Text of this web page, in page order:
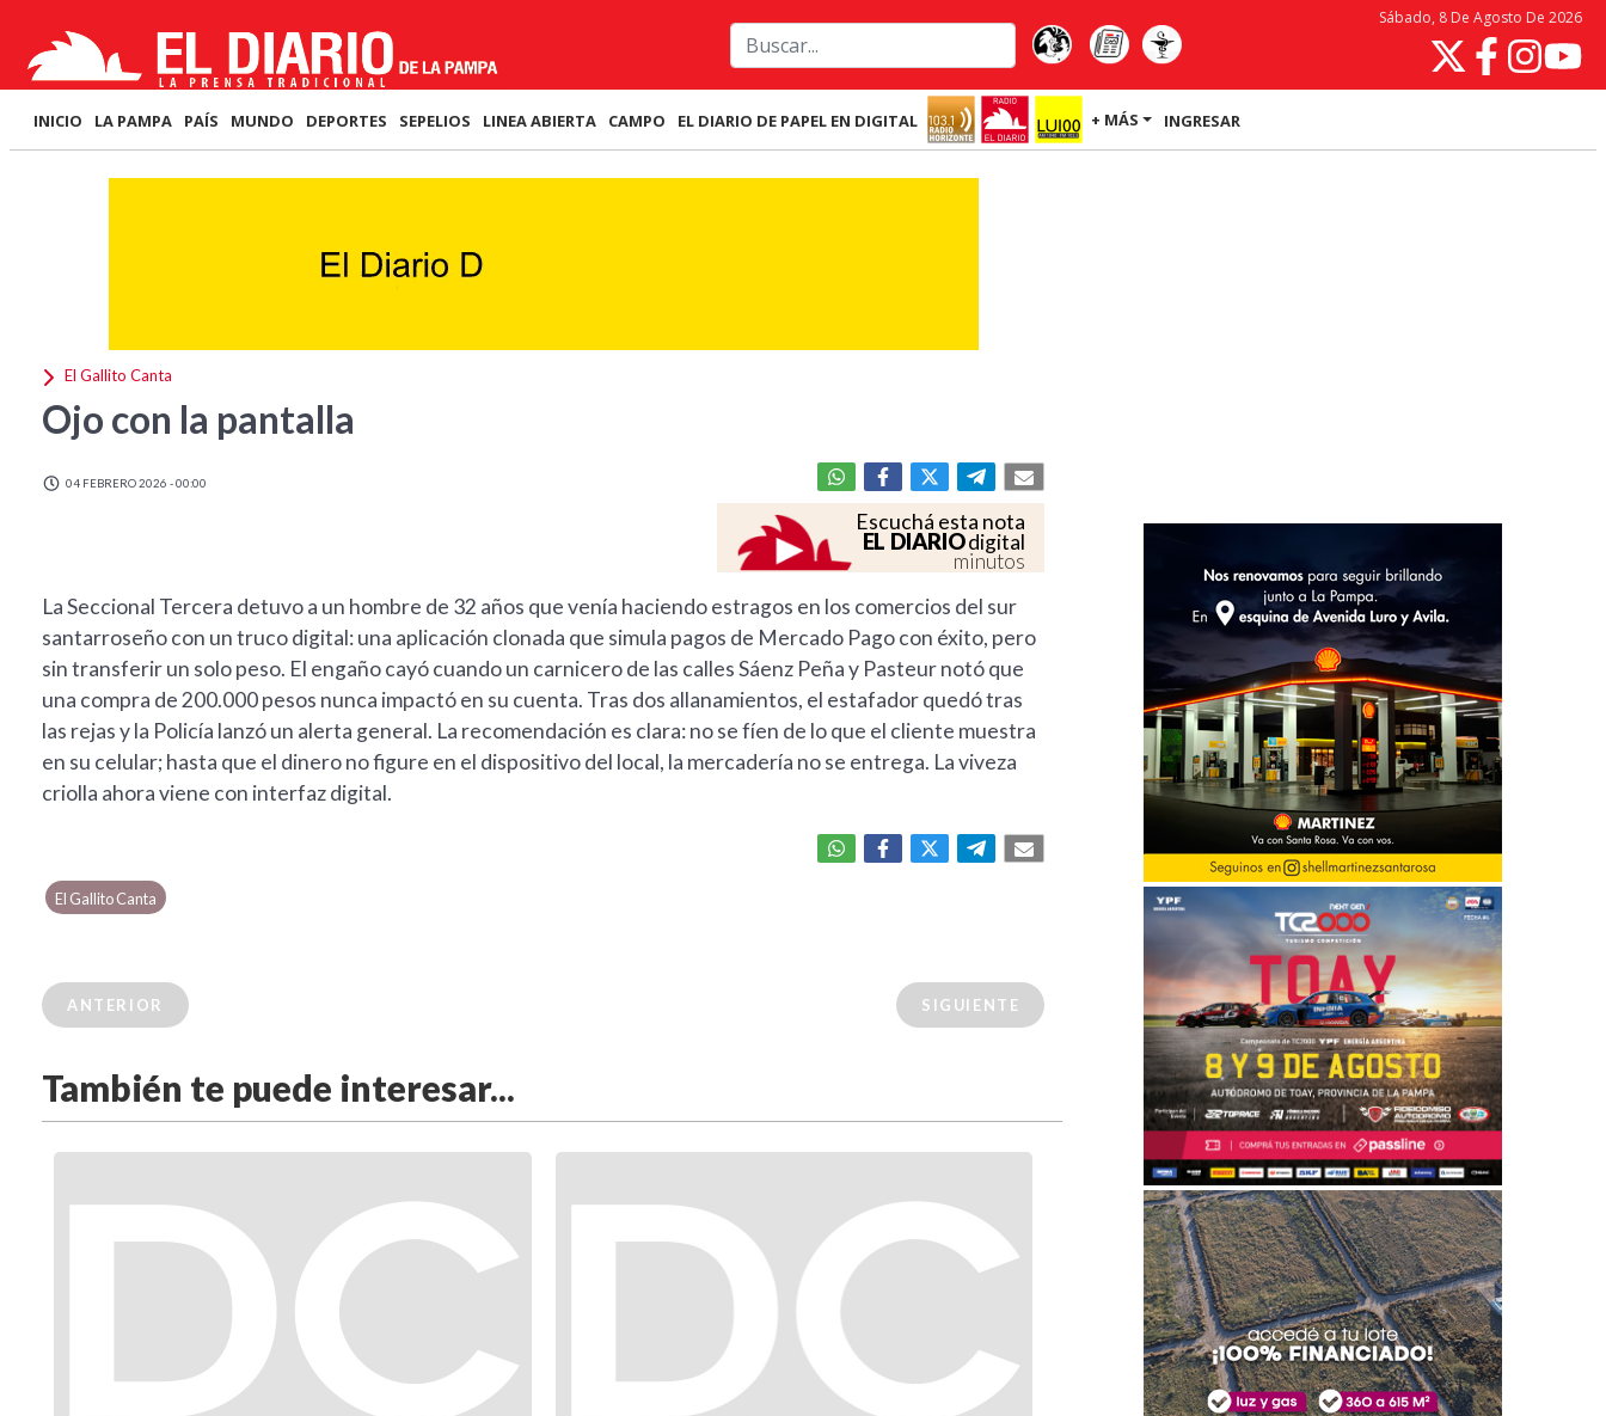
Sábado, 8 De Agosto De 2026
INICIO LA PAMPA PAÍS MUNDO DEPORTES SEPELIOS LINEA ABIERTA CAMPO EL DIARIO DE PAPEL EN DIGITAL + MÁS INGRESAR
El Gallito Canta
Ojo con la pantalla
04 FEBRERO 2026 - 00:00
Escuchá esta nota
EL DIARIOdigital
minutos
La Seccional Tercera detuvo a un hombre de 32 años que venía haciendo estragos en los comercios del sur
santarroseño con un truco digital: una aplicación clonada que simula pagos de Mercado Pago con éxito, pero
sin transferir un solo peso. El engaño cayó cuando un carnicero de las calles Sáenz Peña y Pasteur notó que
una compra de 200.000 pesos nunca impactó en su cuenta. Tras dos allanamientos, el estafador quedó tras
las rejas y la Policía lanzó un alerta general. La recomendación es clara: no se fíen de lo que el cliente muestra
en su celular; hasta que el dinero no figure en el dispositivo del local, la mercadería no se entrega. La viveza
criolla ahora viene con interfaz digital.
El Gallito Canta
ANTERIOR SIGUIENTE
También te puede interesar...